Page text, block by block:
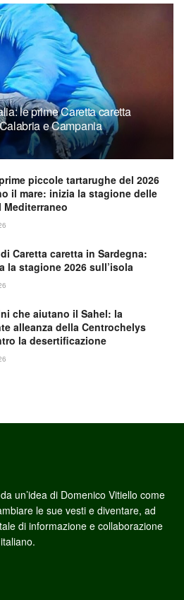
le prime Caretta caretta
e Campania
piccole tartarughe del 2026
il mare: inizia la stagione delle
Caretta caretta in Sardegna:
la stagione 2026 sull’isola
che aiutano il Sahel: la
alleanza della Centrochelys
la desertificazione
un’idea di Domenico Vitiello come
le sue vesti e diventare, ad
di informazione e collaborazione